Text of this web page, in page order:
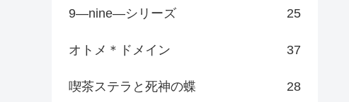
9―nine―シリーズ 25
オトメ＊ドメイン 37
喫茶ステラと死神の蝶 28